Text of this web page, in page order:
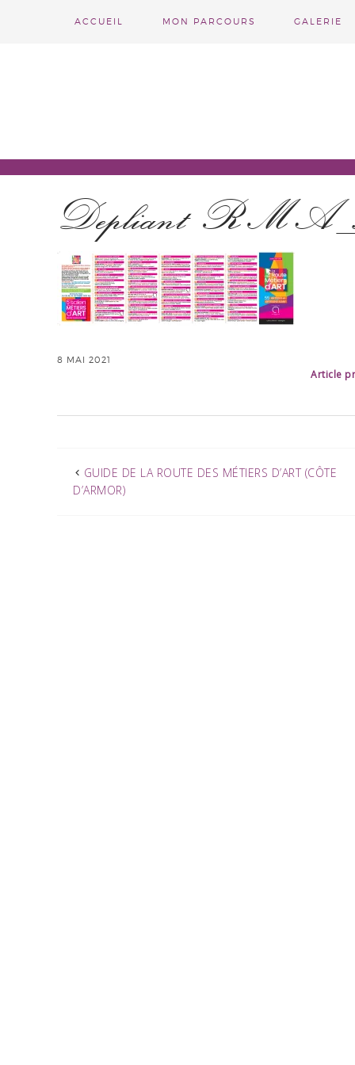
ACCUEIL MON PARCOURS GALERIE
Depliant
8 MAI 2021
Article
GUIDE DE LA ROUTE DES MÉTIERS D’ART (CÔTE
D’ARMOR)